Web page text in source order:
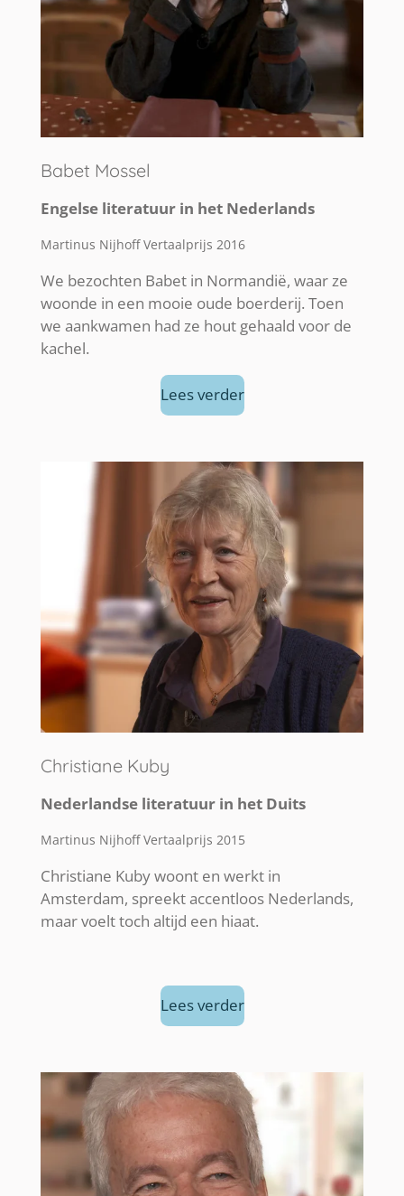
Babet Mossel
Engelse literatuur in het Nederlands
Martinus Nijhoff Vertaalprijs 2016
We bezochten Babet in Normandië, waar ze
woonde in een mooie oude boerderij. Toen
we aankwamen had ze hout gehaald voor de
kachel.
Lees verder
Christiane Kuby
Nederlandse literatuur in het Duits
Martinus Nijhoff Vertaalprijs 2015
Christiane Kuby woont en werkt in
Amsterdam, spreekt accentloos Nederlands,
maar voelt toch altijd een hiaat.
Lees verder